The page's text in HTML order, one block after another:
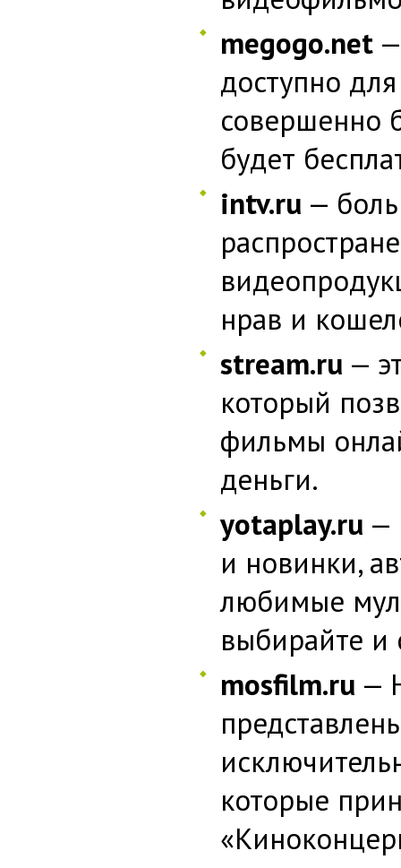
megogo.net
доступно
совершенно
будет
intv.ru —
нрав и
stream.ru —
который
фильмы
деньги.
yotaplay.ru —
и новинки,
любимые
выбирайте и
mosfilm.ru —
которые